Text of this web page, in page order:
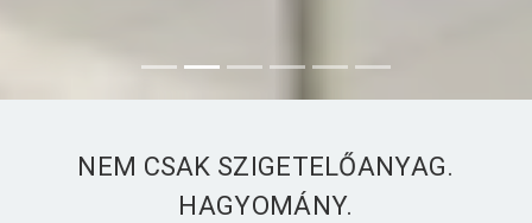
NEM CSAK SZIGETELŐANYAG.
HAGYOMÁNY.